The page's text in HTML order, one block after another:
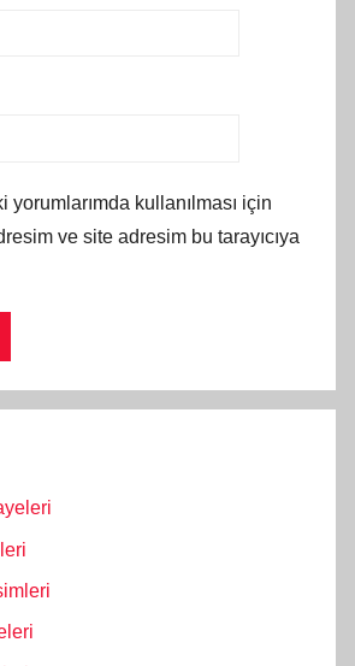
yorumlarımda kullanılması için
ve site adresim bu tarayıcıya